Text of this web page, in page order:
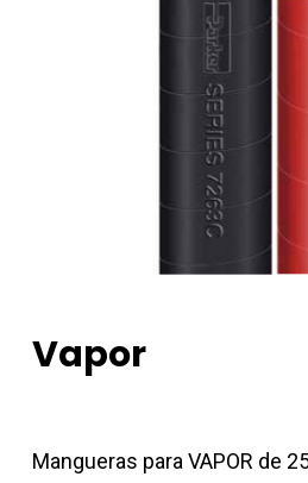
Vapor
Mangueras para VAPOR de